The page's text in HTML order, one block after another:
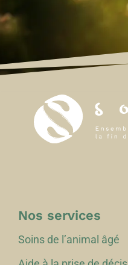
Nos services
Soins de l’animal âgé